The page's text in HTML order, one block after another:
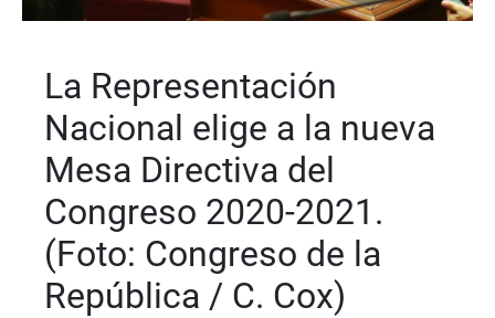
La Representación
Nacional elige a la nueva
Mesa Directiva del
Congreso 2020-2021.
(Foto: Congreso de la
República / C. Cox)